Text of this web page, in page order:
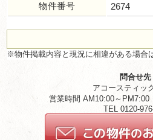
物件番号
2674
※物件掲載内容と現況に相違がある場合
問合せ先
アコースティッ
営業時間 AM10:00～
TEL 0120-